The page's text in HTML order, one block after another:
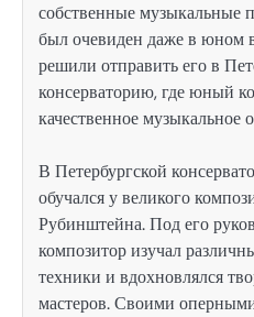
собственные музыкальные
был очевиден даже в юном
решили отправить его в
консерваторию, где юный
качественное музыкальное
В Петербургской
обучался у великого
Рубинштейна. Под его
композитор изучал
техники и вдохновлялся
мастеров. Своими